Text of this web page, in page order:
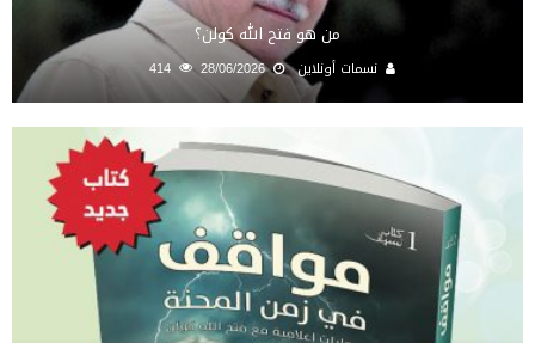
من هو فتح الله كولن؟
نسمات أونلاين 28/06/2026
414